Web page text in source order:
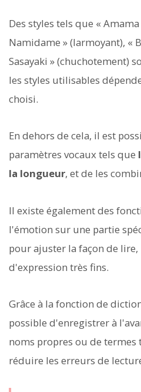
Des styles tels que «
Namidame » (larmoyant), «
Sasayaki » (chuchotement)
les styles utilisables
choisi.
En dehors de cela, il est
paramètres vocaux tels que
la longueur, et de les
Il existe également des
l'émotion sur une partie
pour ajuster la façon de
d'expression très fins.
Grâce à la fonction de
possible d'enregistrer à
noms propres ou de termes
réduire les erreurs de